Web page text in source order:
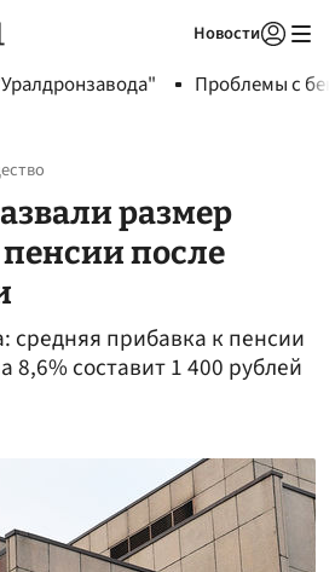
Новости
Проблемы с
размер
после
средняя прибавка к пенсии
8,6% составит 1 400 рублей